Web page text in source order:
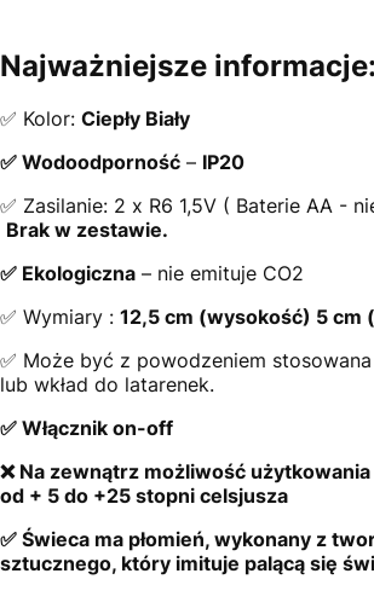
Najważniejsze informacje:
✅ Kolor: Ciepły Biały
✅ Wodoodporność – IP20
✅ Zasilanie: 2 x R6 1,5V ( Baterie AA -
Brak w zestawie.
✅ Ekologiczna – nie emituje CO2
✅ Wymiary : 12,5 cm (wysokość) 5 cm
✅ Może być z powodzeniem
lub wkład do latarenek.
✅ Włącznik on-off
❌ Na zewnątrz możliwość
od + 5 do +25 stopni celsjusza
✅ Świeca ma płomień, wykonany z
sztucznego, który imituje palącą się